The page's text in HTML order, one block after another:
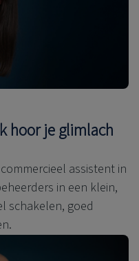
hoor je glimlach
assistent in
in een klein,
schakelen, goed